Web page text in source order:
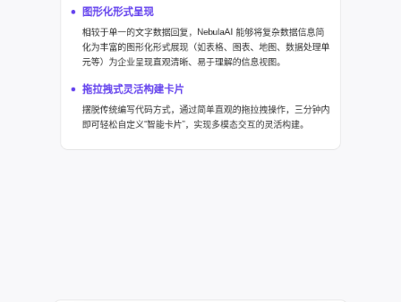
图形化形式呈现
相较于单一的文字数据回复，NebulaAI 能够将复杂数据信息简
化为丰富的图形化形式展现（如表格、图表、地图、数据处理单
元等）为企业呈现直观清晰、易于理解的信息视图。
拖拉拽式灵活构建卡片
摆脱传统编写代码方式，通过简单直观的拖拉拽操作，三分钟内
即可轻松自定义“智能卡片”，实现多模态交互的灵活构建。